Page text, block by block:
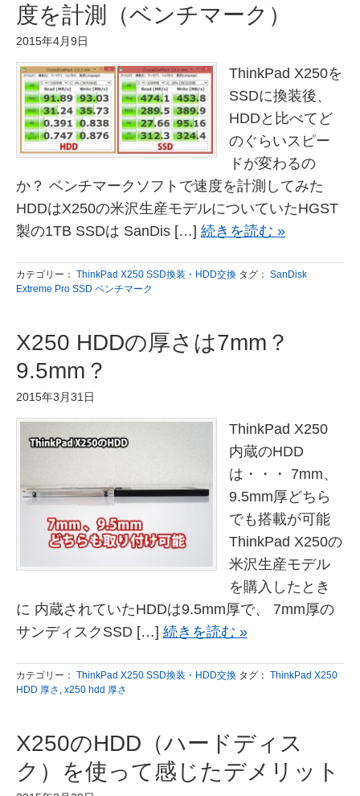
度を計測（ベンチマーク）
2015年4月9日
ThinkPad X250を
SSDに換装後、
HDDと比べてど
のぐらいスピー
ドが変わるの
か？ ベンチマークソフトで速度を計測してみた
HDDはX250の米沢生産モデルについていたHGST
製の1TB SSDは SanDis […] 続きを読む »
カテゴリー： ThinkPad X250 SSD換装・HDD交換 タグ： SanDisk
Extreme Pro SSD ベンチマーク
X250 HDDの厚さは7mm？
9.5mm？
2015年3月31日
ThinkPad X250
内蔵のHDD
は・・・ 7mm、
9.5mm厚どちら
でも搭載が可能
ThinkPad X250の
米沢生産モデル
を購入したとき
に 内蔵されていたHDDは9.5mm厚で、 7mm厚の
サンディスクSSD […] 続きを読む »
カテゴリー： ThinkPad X250 SSD換装・HDD交換 タグ： ThinkPad X250
HDD 厚さ , x250 hdd 厚さ
X250のHDD（ハードディス
ク）を使って感じたデメリット